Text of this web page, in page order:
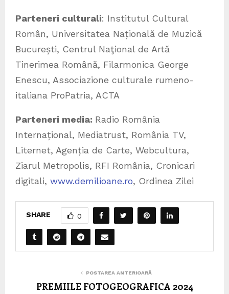
Parteneri culturali: Institutul Cultural
Român, Universitatea Națională de Muzică
București, Centrul Naţional de Artă
Tinerimea Română, Filarmonica George
Enescu, Associazione culturale rumeno-
italiana ProPatria, ACTA
Parteneri media: Radio România
Internațional, Mediatrust, România TV,
Liternet, Agenția de Carte, Webcultura,
Ziarul Metropolis, RFI România, Cronicari
digitali, www.demilioane.ro, Ordinea Zilei
SHARE 0
POSTAREA ANTERIOARĂ
PREMIILE FOTOGEOGRAFICA 2024